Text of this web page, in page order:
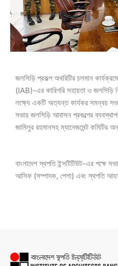
জলসিড়ি প্রকল্প অথরিটির চলমান
(IAB)-এর কারিগরি সহায়তা ও জলসিড়ি
লক্ষ্যে একটি অত্যন্ত কার্যকর সমন্বয়
সভায় জলসিড়ি আবাসন প্রকল্পের
জামিলুর রহমানসহ ম্যানেজমেন্ট কমিটির
বাংলাদেশ স্থপতি ইন্সটিটিউট-এর পক্ষে
আসিফ (সম্পাদক, পেশা) এবং স্থপতি